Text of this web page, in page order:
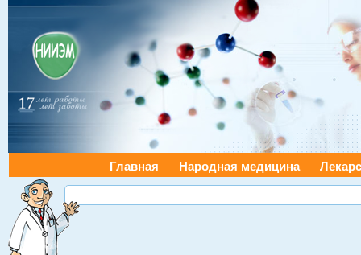
Главная Народная медицина